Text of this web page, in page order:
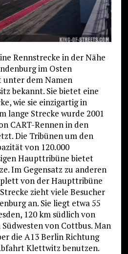
Rennstrecke in der Nähe
im Osten
unter dem Namen
bekannt. Sie bietet eine
wie sie einzigartig in
lange Strecke wurde 2001
CART-Rennen in den
Die Tribünen um den
von 120.000
Haupttribüne bietet
Im Gegensatz zu anderen
von der Haupttribüne
zieht viele Besucher
an. Sie liegt etwa 55
120 km südlich von
von Cottbus. Man
die A13 Berlin Richtung
Klettwitz benutzen.